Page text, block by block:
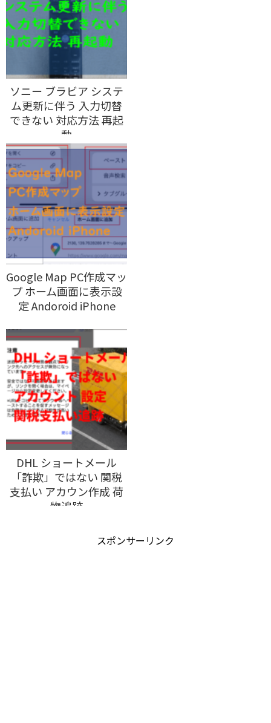
ソニー ブラビア システ
ム更新に伴う 入力切替
できない 対応方法 再起
動
Google Map PC作成マッ
プ ホーム画面に表示設
定 Andoroid iPhone
DHL ショートメール
「詐欺」ではない 関税
支払い アカウン作成 荷
物追跡
スポンサーリンク